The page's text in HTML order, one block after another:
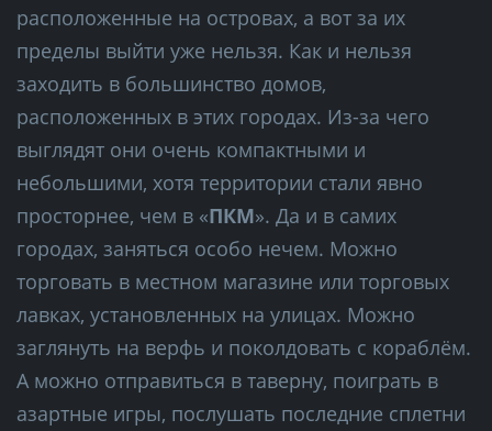
расположенные на островах, а вот за их
пределы выйти уже нельзя. Как и нельзя
заходить в большинство домов,
расположенных в этих городах. Из-за чего
выглядят они очень компактными и
небольшими, хотя территории стали явно
просторнее, чем в «ПКМ». Да и в самих
городах, заняться особо нечем. Можно
торговать в местном магазине или торговых
лавках, установленных на улицах. Можно
заглянуть на верфь и поколдовать с кораблём.
А можно отправиться в таверну, поиграть в
азартные игры, послушать последние сплетни